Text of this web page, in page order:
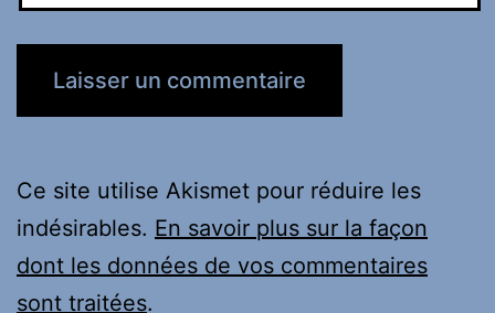
Ce site utilise Akismet pour réduire les
indésirables. En savoir plus sur la façon
dont les données de vos commentaires
sont traitées.